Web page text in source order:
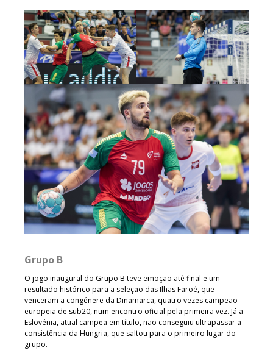
Grupo B
O jogo inaugural do Grupo B teve emoção até final e um
resultado histórico para a seleção das Ilhas Faroé, que
venceram a congénere da Dinamarca, quatro vezes campeão
europeia de sub20, num encontro oficial pela primeira vez. Já a
Eslovénia, atual campeã em título, não conseguiu ultrapassar a
consistência da Hungria, que saltou para o primeiro lugar do
grupo.